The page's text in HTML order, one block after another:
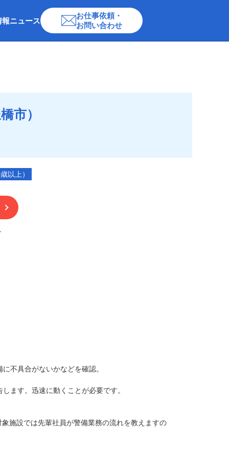
ニュース
お仕事依頼・
お問い合わせ
市）
以上）
不具合がないかなどを確認。
ます。迅速に動くことが必要です。
施設では先輩社員が警備業務の流れを教えますの